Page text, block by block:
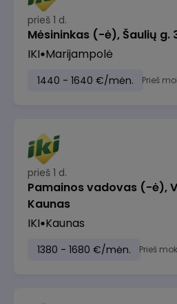
prieš 1 d.
Mėsininkas (-ė), Šaulių g.
IKI Marijampolė
1440 - 1640 €/mėn. Prieš
prieš 1 d.
Pamainos vadovas (-ė),
Kaunas
IKI Kaunas
1380 - 1680 €/mėn. Prieš